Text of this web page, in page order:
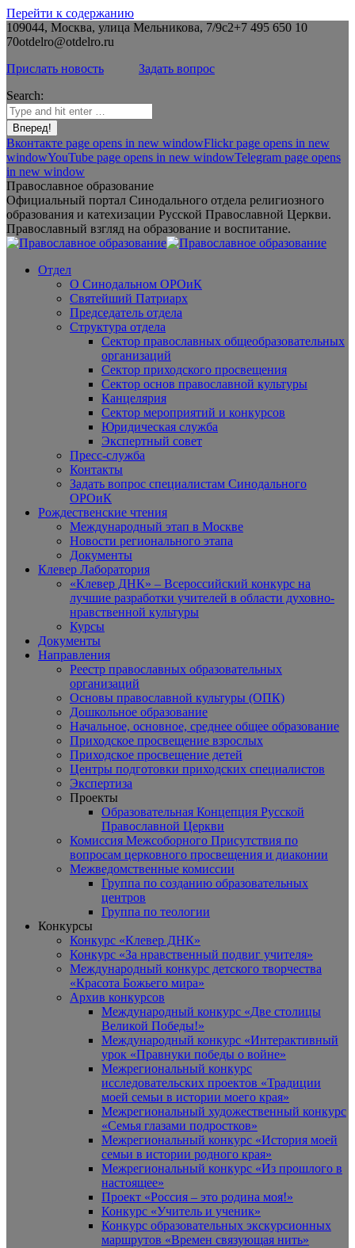
Перейти к содержанию
109044, Москва, улица Мельникова, 7/9с2+7 495 650 10
70otdelro@otdelro.ru
Прислать новость
Задать вопрос
Search:
Вконтакте page opens in new windowFlickr page opens in new
windowYouTube page opens in new windowTelegram page opens
in new window
Православное образование
Официальный портал Синодального отдела религиозного
образования и катехизации Русской Православной Церкви.
Православный взгляд на образование и воспитание.
Отдел
О Синодальном ОРОиК
Святейший Патриарх
Председатель отдела
Структура отдела
Сектор православных общеобразовательных
организаций
Сектор приходского просвещения
Сектор основ православной культуры
Канцелярия
Сектор мероприятий и конкурсов
Юридическая служба
Экспертный совет
Пресс-служба
Контакты
Задать вопрос специалистам Синодального
ОРОиК
Рождественские чтения
Международный этап в Москве
Новости регионального этапа
Документы
Клевер Лаборатория
«Клевер ДНК» – Всероссийский конкурс на
лучшие разработки учителей в области духовно-
нравственной культуры
Курсы
Документы
Направления
Реестр православных образовательных
организаций
Основы православной культуры (ОПК)
Дошкольное образование
Начальное, основное, среднее общее образование
Приходское просвещение взрослых
Приходское просвещение детей
Центры подготовки приходских специалистов
Экспертиза
Проекты
Образовательная Концепция Русской
Православной Церкви
Комиссия Межсоборного Присутствия по
вопросам церковного просвещения и диаконии
Межведомственные комиссии
Группа по созданию образовательных
центров
Группа по теологии
Конкурсы
Конкурс «Клевер ДНК»
Конкурс «За нравственный подвиг учителя»
Международный конкурс детского творчества
«Красота Божьего мира»
Архив конкурсов
Международный конкурс «Две столицы
Великой Победы!»
Международный конкурс «Интерактивный
урок «Правнуки победы о войне»
Межрегиональный конкурс
исследовательских проектов «Традиции
моей семьи в истории моего края»
Межрегиональный художественный конкурс
«Семья глазами подростков»
Межрегиональный конкурс «История моей
семьи в истории родного края»
Межрегиональный конкурс «Из прошлого в
настоящее»
Проект «Россия – это родина моя!»
Конкурс «Учитель и ученик»
Конкурс образовательных экскурсионных
маршрутов «Времен связующая нить»